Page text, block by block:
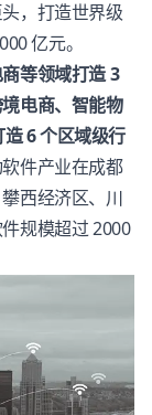
，打造世界级
亿元。
等领域打造 3
电商、智能物
6 个区域级行
件产业在成都
西经济区、川
规模超过 2000